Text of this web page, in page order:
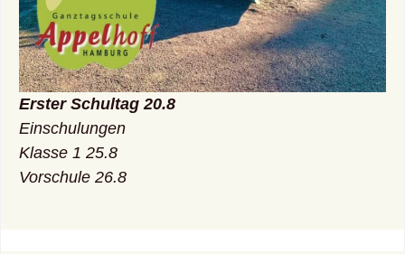
Erster Schultag 20.8
Einschulungen
Klasse 1 25.8
Vorschule 26.8